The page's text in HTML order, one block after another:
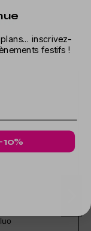
inscrivez-
festifs !